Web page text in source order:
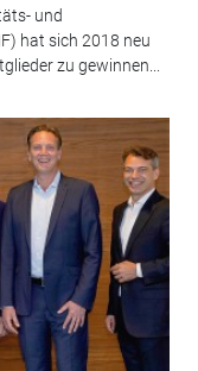
und
hat sich 2018 neu
zu gewinnen...